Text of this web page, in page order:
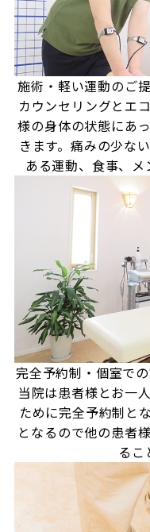
施術・軽い運動のご
カウンセリングとエ
様の身体の状態にあ
きます。痛みの少な
ある運動、食事、メ
完全予約制・個室で
当院は患者様とお一
ために完全予約制と
となるので他の患者
るこ